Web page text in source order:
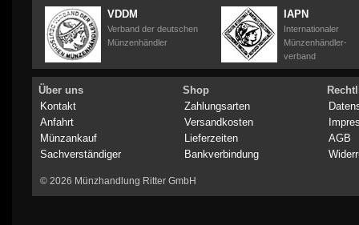
VDDM
Verband der deutschen
Münzenhändler
IAPN
Internationaler
Münzenhändler-
verband
Über uns
Kontakt
Anfahrt
Münzankauf
Sachverständiger
Shop
Zahlungsarten
Versandkosten
Lieferzeiten
Bankverbindung
AGB
© 2026 Münzhandlung Ritter GmbH